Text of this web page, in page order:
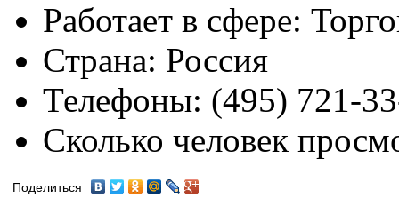
Работает в сфере:
Страна: Россия
Телефоны: (495) 721-
Сколько человек
Поделиться